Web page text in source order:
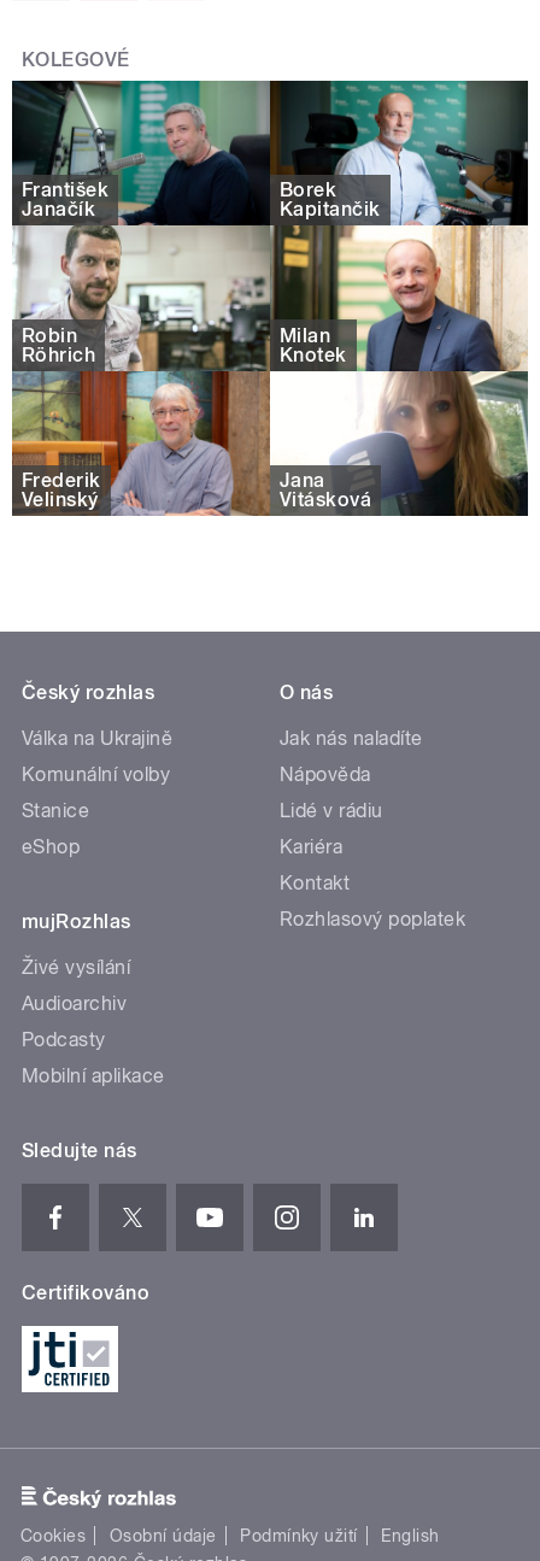
KOLEGOVÉ
František
Janačík
Borek
Kapitančik
Robin
Röhrich
Milan
Knotek
Frederik
Velinský
Jana
Vitásková
Český rozhlas
Válka na Ukrajině
Komunální volby
Stanice
eShop
mujRozhlas
Živé vysílání
Audioarchiv
Podcasty
Mobilní aplikace
O nás
Jak nás naladíte
Nápověda
Lidé v rádiu
Kariéra
Kontakt
Rozhlasový poplatek
Sledujte nás
Certifikováno
Cookies Osobní údaje Podmínky užití
English